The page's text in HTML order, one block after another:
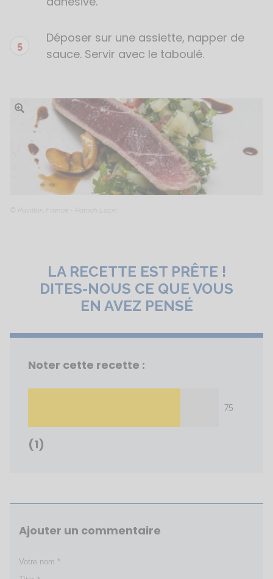
Déposer sur une assiette, napper de
sauce. Servir avec le taboulé.
Ouvrir l'image
© Pavillon France - Patrick Lazic
LA RECETTE EST PRÊTE !
DITES-NOUS CE QUE VOUS
EN AVEZ PENSÉ
Noter cette recette :
75
(1)
Ajouter un commentaire